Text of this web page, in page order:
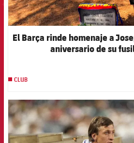
El Barça rinde homenaje a
aniversario de su
CLUB
FCB